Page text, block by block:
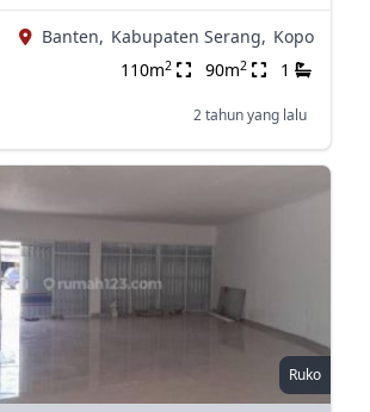
Banten, Kabupaten Serang, Kopo
110m2 90m2 1
2 tahun yang lalu
Ruko